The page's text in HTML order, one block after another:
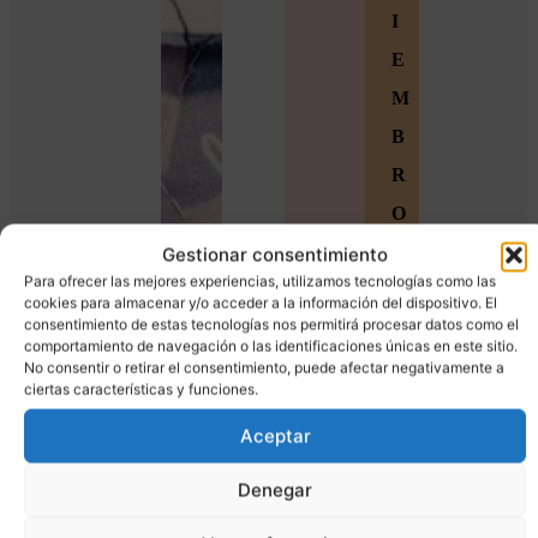
Gestionar consentimiento
Para ofrecer las mejores experiencias, utilizamos tecnologías como las
cookies para almacenar y/o acceder a la información del dispositivo. El
consentimiento de estas tecnologías nos permitirá procesar datos como el
comportamiento de navegación o las identificaciones únicas en este sitio.
No consentir o retirar el consentimiento, puede afectar negativamente a
ciertas características y funciones.
Aceptar
Denegar
I
E
M
B
R
O
Ú
n
e
t